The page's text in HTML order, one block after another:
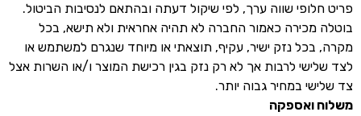
פריט חלופי שווה ערך, לפי שיקול דעתה ובהתאם לנסיבות הביטול.
בוטלה מכירה כאמור החברה לא תהיה אחראית ולא תישא, בכל
מקרה, בכל נזק ישיר, עקיף, תוצאתי או מיוחד שנגרם למשתמש או
לצד שלישי לרבות אך לא רק נזק בגין רכישת המוצר ו/או השרות אצל
צד שלישי במחיר גבוה יותר.
משלוח ואספקה